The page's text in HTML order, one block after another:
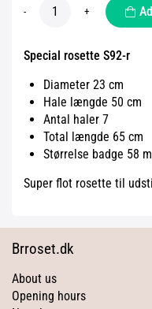
- +
Special rosette S92-r
Diameter 23 cm
Hale længde 50 cm
Antal haler 7
Total længde 65 cm
Størrelse badge 58
Super flot rosette til
Brroset.dk
About us
Opening hours